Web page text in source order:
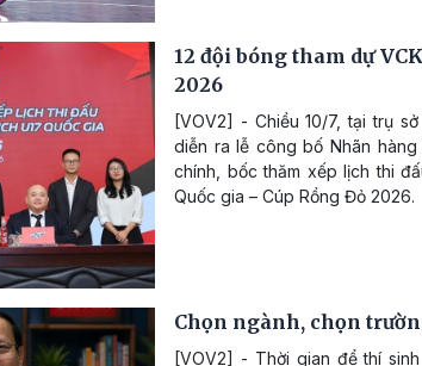
12 đội bóng tham dự
2026
[VOV2] - Chiều 10/7, tại trụ
diễn ra lễ công bố Nhãn
chính, bốc thăm xếp lịch thi
Quốc gia – Cúp Rồng Đỏ 2026.
Chọn ngành, chọn
[VOV2] - Thời gian để thí